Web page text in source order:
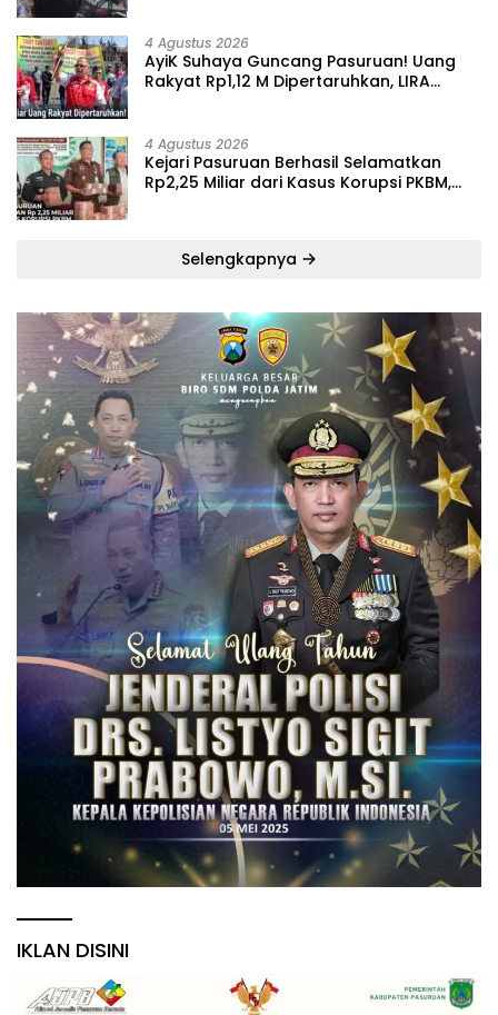
4 Agustus 2026
‎AyiK Suhaya Guncang Pasuruan! Uang
Rakyat Rp1,12 M Dipertaruhkan, LIRA
4 Agustus 2026
Kejari Pasuruan Berhasil Selamatkan
Rp2,25 Miliar dari Kasus Korupsi PKBM,
Selengkapnya
IKLAN DISINI